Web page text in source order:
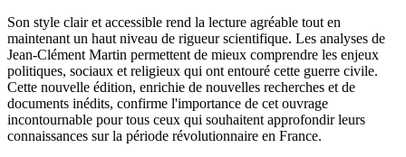
Son style clair et accessible rend la lecture agréable tout en
maintenant un haut niveau de rigueur scientifique. Les analyses de
Jean-Clément Martin permettent de mieux comprendre les enjeux
politiques, sociaux et religieux qui ont entouré cette guerre civile.
Cette nouvelle édition, enrichie de nouvelles recherches et de
documents inédits, confirme l'importance de cet ouvrage
incontournable pour tous ceux qui souhaitent approfondir leurs
connaissances sur la période révolutionnaire en France.